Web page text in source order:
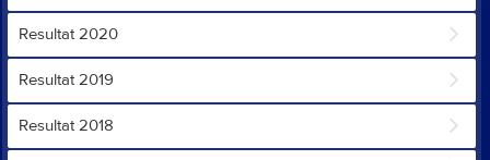
Resultat 2020
Resultat 2019
Resultat 2018